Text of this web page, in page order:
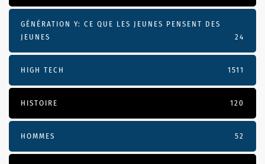
GÉNÉRATION Y: CE QUE LES JEUNES PENSENT DES
JEUNES
24
HIGH TECH 1511
HISTOIRE 120
HOMMES 52